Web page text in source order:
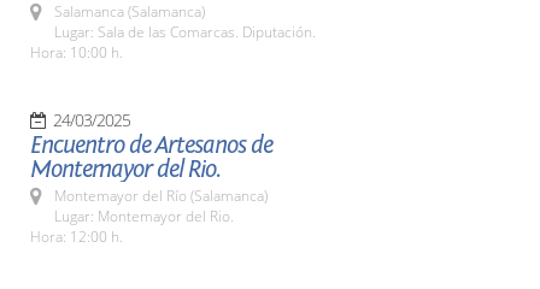
Salamanca (Salamanca)
Lugar: Sala de las Comarcas. Diputación.
Hora: 10:00 h.
24/03/2025
Encuentro de Artesanos de
Montemayor del Rio.
Montemayor del Río (Salamanca)
Lugar: Montemayor del Rio.
Hora: 12:00 h.